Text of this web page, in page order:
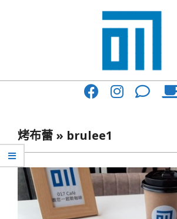
017
與
你
一
起
咖
烤布蕾 » brulee1